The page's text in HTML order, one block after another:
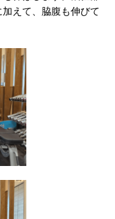
えて、脇腹も伸びて